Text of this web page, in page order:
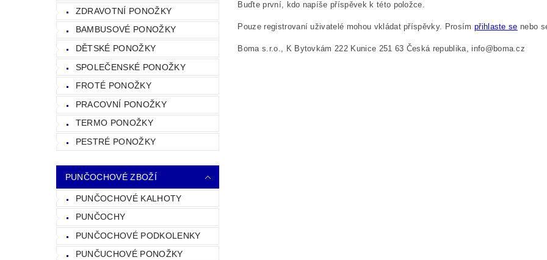
ZDRAVOTNÍ PONOŽKY
BAMBUSOVÉ PONOŽKY
DĚTSKÉ PONOŽKY
SPOLEČENSKÉ PONOŽKY
FROTÉ PONOŽKY
PRACOVNÍ PONOŽKY
TERMO PONOŽKY
PESTRÉ PONOŽKY
PUNČOCHOVÉ ZBOŽÍ
PUNČOCHOVÉ KALHOTY
PUNČOCHY
PUNČOCHOVÉ PODKOLENKY
PUNČUCHOVÉ PONOŽKY
Buďte první, kdo napíše příspěvek k této položce.
Pouze registrovaní uživatelé mohou vkládat příspěvky. Prosím přihlaste se nebo
Boma s.r.o., K Bytovkám 222 Kunice 251 63 Česká republika, info@boma.cz